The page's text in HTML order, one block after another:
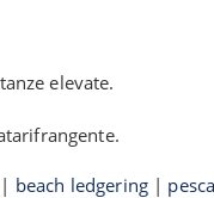
elevate.
| beach ledgering|